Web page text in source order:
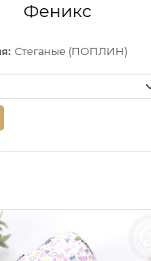
Феникс
Стеганые (ПОПЛИН)